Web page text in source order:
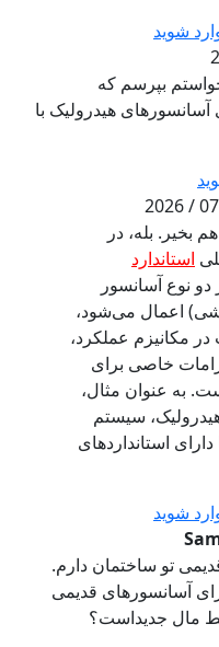
شوید
بپرسم که
آسانسورهای هیدرولیک با
بخیر. بله، در
استاندارد
دو نوع آسانسور
اعمال می‌شود،
در مکانیزم عملکرد،
خاصی برای
به عنوان مثال،
سیستم
استانداردهای
شوید
تو ساختمان دارم.
آسانسورهای قدیمی
مال جدیداست؟